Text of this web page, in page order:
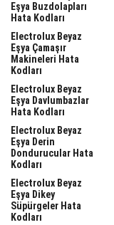
Eşya Buzdolapları
Hata Kodları
Electrolux Beyaz
Eşya Çamaşır
Makineleri Hata
Kodları
Electrolux Beyaz
Eşya Davlumbazlar
Hata Kodları
Electrolux Beyaz
Eşya Derin
Dondurucular Hata
Kodları
Electrolux Beyaz
Eşya Dikey
Süpürgeler Hata
Kodları